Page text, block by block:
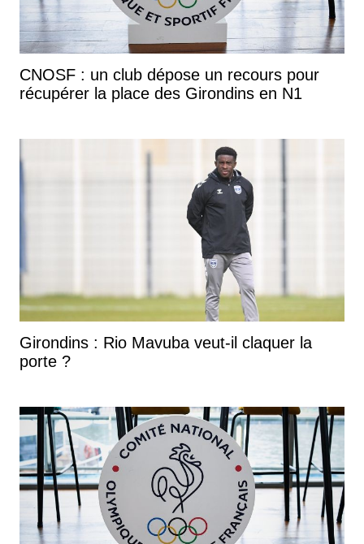
CNOSF : un club dépose un recours pour
récupérer la place des Girondins en N1
Girondins : Rio Mavuba veut-il claquer la
porte ?